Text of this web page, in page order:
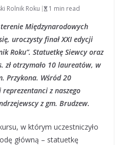
Rolnik Roku 1 min read
Międzynarodowych
uroczysty finał XXI edycji
Roku”. Statuetkę Siewcy oraz
zł otrzymało 10 laureatów, w
Przykona. Wśród 20
z naszego
z gm. Brudzew.
w którym uczestniczyło
główną – statuetkę